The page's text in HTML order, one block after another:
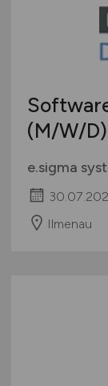
(M/W/D)
e.sigma
Ilmenau